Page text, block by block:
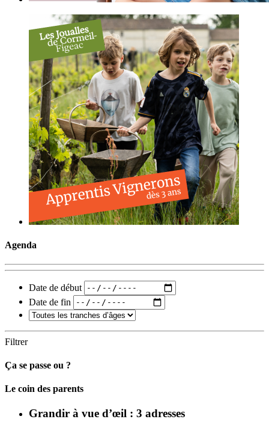
Agenda
Date de début
Date de fin
Filtrer
Ça se passe ou ?
Carto
Le coin des parents
Grandir à vue d’œil : 3 adresses